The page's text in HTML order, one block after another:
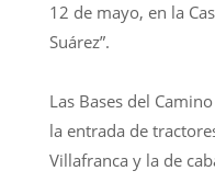
12 de mayo, en la
Suárez”.
Las Bases del
la entrada de
Villafranca y la de